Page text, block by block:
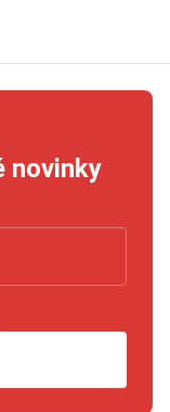
novinky